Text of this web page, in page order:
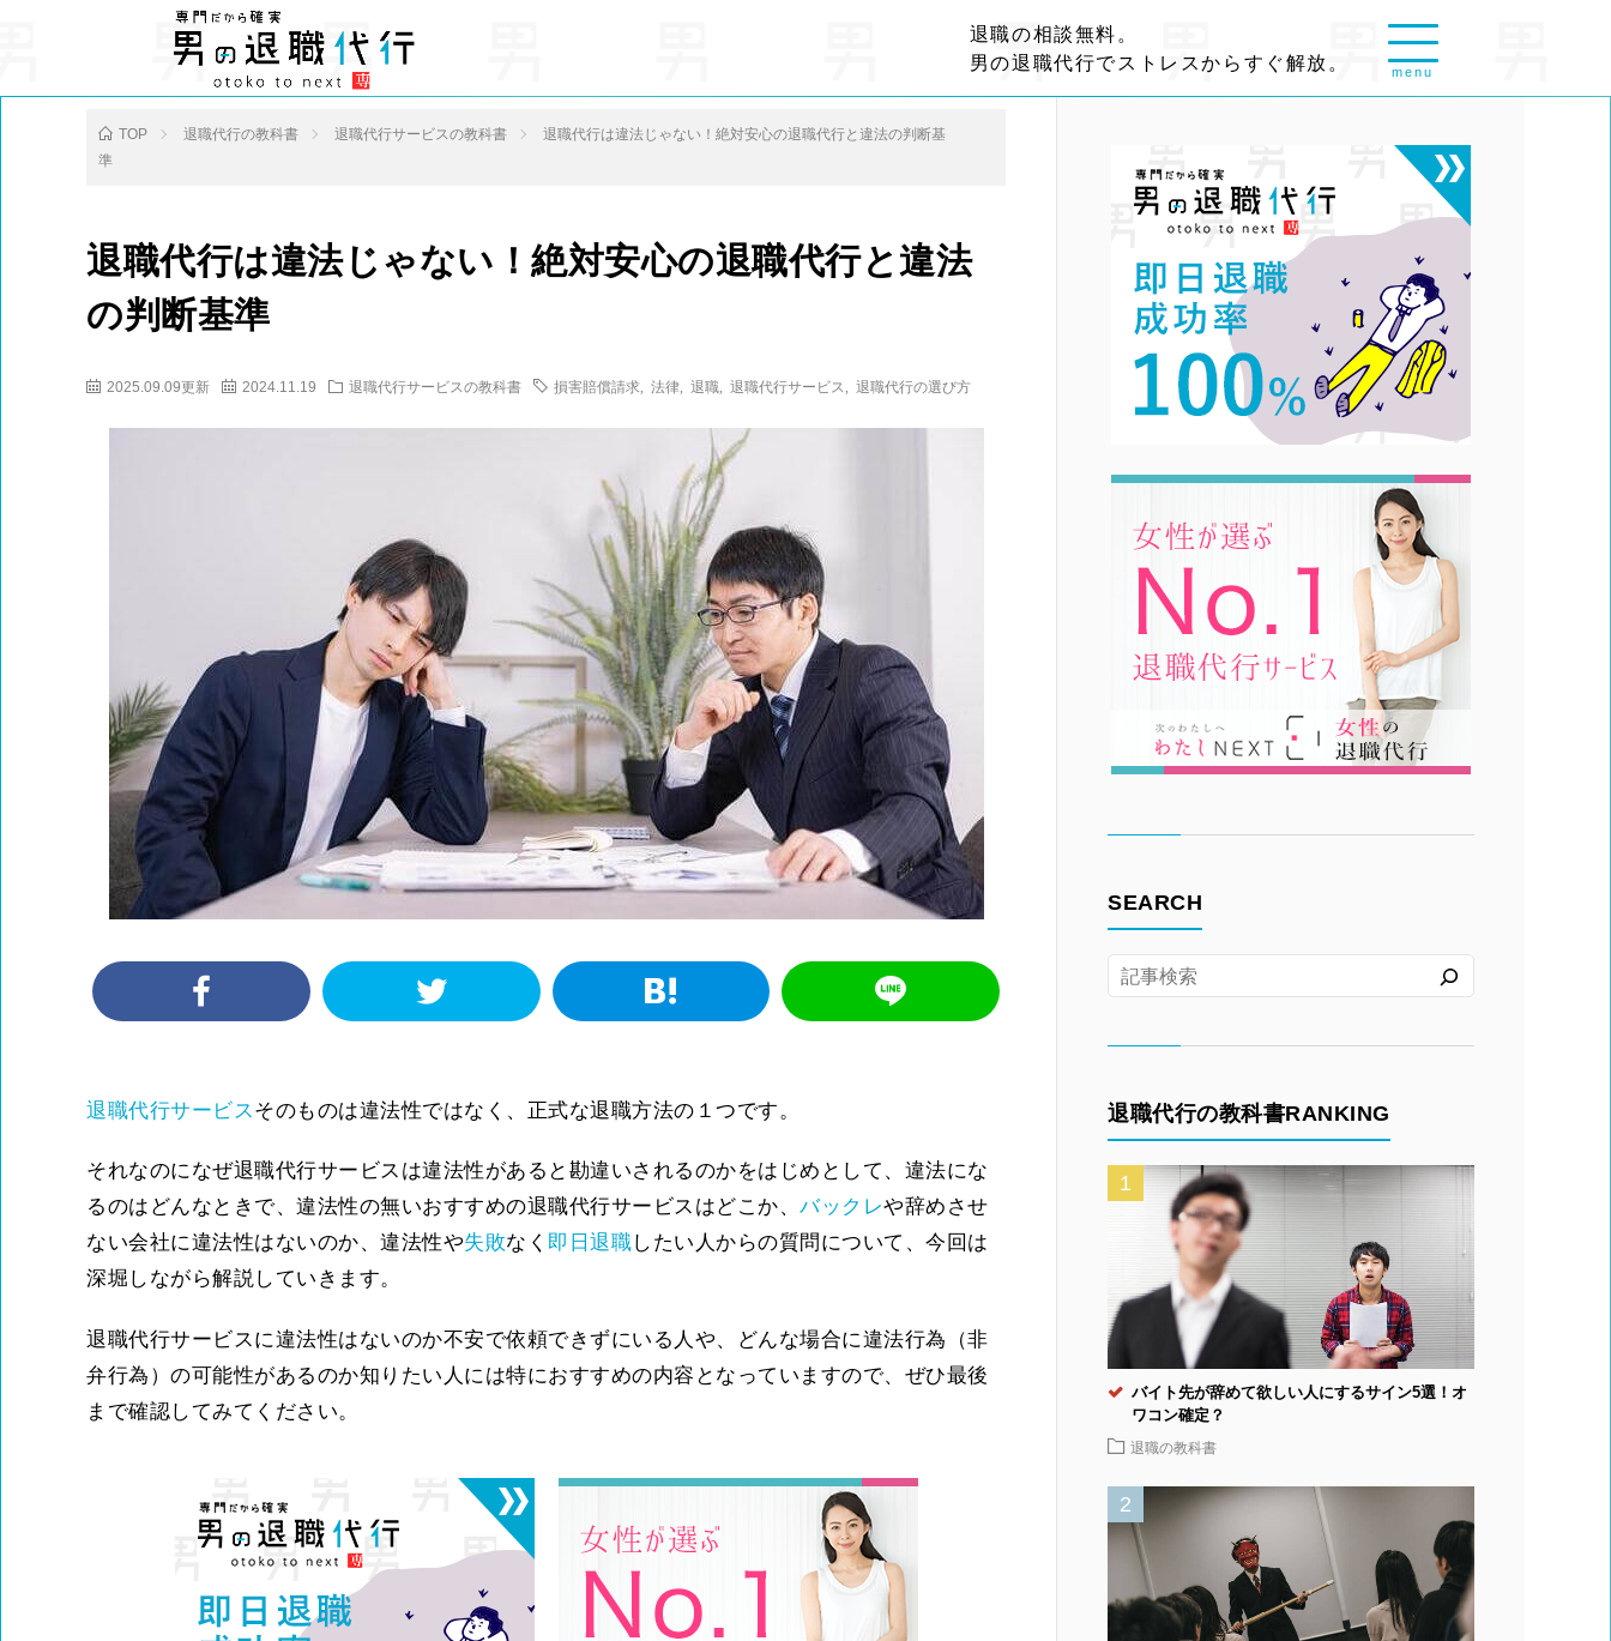
退職の相談無料。
男の退職代行でストレスからすぐ解放。
menu
TOP 退職代行の教科書 退職代行サービスの教科書
退職代行は違法じゃない！絶対安心の退職代行と違法の判断基
準
退職代行は違法じゃない！絶対安心の退職代行と違法
の判断基準
2025.09.09更新 2024.11.19 退職代行サービスの教科書 損害賠償請求 法律 退職 退職代行サービス 退職代行の選び方
退職代行サービスそのものは違法性ではなく、正式な退職方法の１つです。
それなのになぜ退職代行サービスは違法性があると勘違いされるのかをはじめとして、違法にな
るのはどんなときで、違法性の無いおすすめの退職代行サービスはどこか、 バックレや辞めさせ
ない会社に違法性はないのか、違法性や失敗なく 即日退職したい人からの質問について、今回は
深堀しながら解説していきます。
退職代行サービスに違法性はないのか不安で依頼できずにいる人や、どんな場合に違法行為（非
弁行為）の可能性があるのか知りたい人には特におすすめの内容となっていますので、ぜひ最後
まで確認してみてください。
SEARCH
退職代行の教科書RANKING
バイト先が辞めて欲しい人にするサイン5選！オ
ワコン確定？
退職の教科書